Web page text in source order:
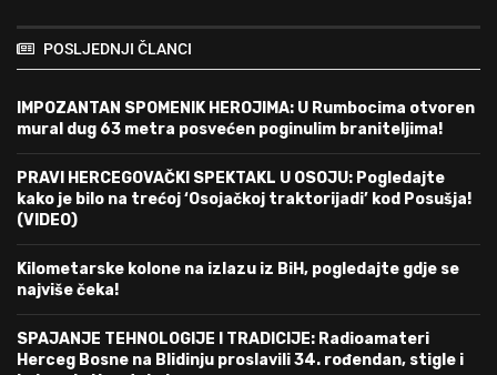
POSLJEDNJI ČLANCI
IMPOZANTAN SPOMENIK HEROJIMA: U Rumbocima otvoren
mural dug 63 metra posvećen poginulim braniteljima!
PRAVI HERCEGOVAČKI SPEKTAKL U OSOJU: Pogledajte
kako je bilo na trećoj ‘Osojačkoj traktorijadi’ kod Posušja!
(VIDEO)
Kilometarske kolone na izlazu iz BiH, pogledajte gdje se
najviše čeka!
SPAJANJE TEHNOLOGIJE I TRADICIJE: Radioamateri
Herceg Bosne na Blidinju proslavili 34. rođendan, stigle i